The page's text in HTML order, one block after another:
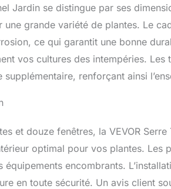
la couverture
résistance au vent
rayures et la rouille.
pour plus de
avant que la
: Notre serre de 6,1
Jardin se distingue par ses
une grande variété de plantes. Le
ce qui garantit une bonne
vos cultures des intempéries.
supplémentaire, renforçant ainsi
et douze fenêtres, la VEVOR
optimal pour vos plantes. Les
encombrants.
en toute sécurité. Un avis client